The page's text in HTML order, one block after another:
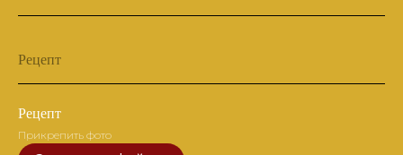
Рецепт
Рецепт
Прикрепить фото